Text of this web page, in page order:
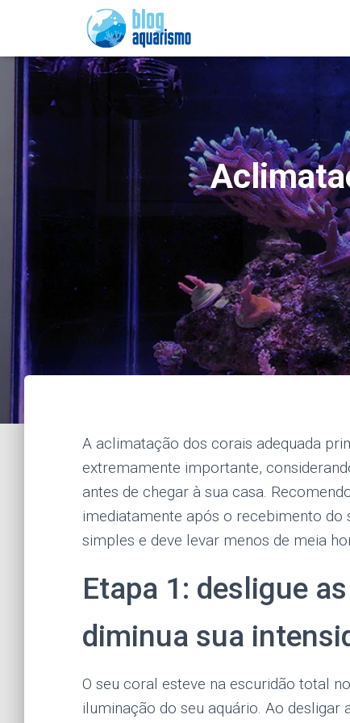
A aclimatação dos corais adequada
extremamente importante,
antes de chegar à sua casa.
imediatamente após o recebimento
simples e deve levar menos de meia
Etapa 1: desligue
diminua sua
O seu coral esteve na escuridão total
iluminação do seu aquário. Ao